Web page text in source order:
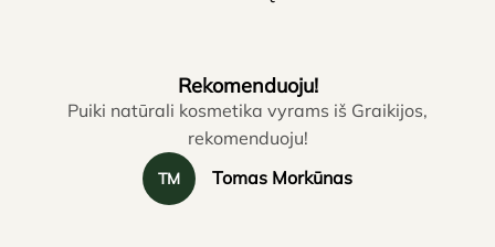
Rekomenduoju!
Puiki natūrali kosmetika vyrams iš Graikijos,
rekomenduoju!
TM Tomas Morkūnas